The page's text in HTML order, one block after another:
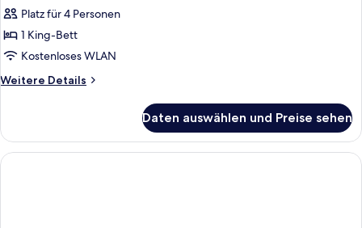
Platz für 4 Personen
1 King-Bett
Kostenloses WLAN
Weitere Details
Weitere
Deluxe
King
Suite
Daten auswählen und Preise sehen